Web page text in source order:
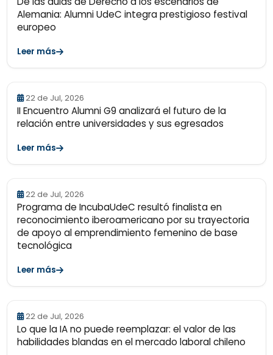
Alemania: Alumni UdeC integra prestigioso festival
europeo
Leer más
22 de Jul, 2026
II Encuentro Alumni G9 analizará el futuro de la
relación entre universidades y sus egresados
Leer más
22 de Jul, 2026
Programa de IncubaUdeC resultó finalista en
reconocimiento iberoamericano por su trayectoria
de apoyo al emprendimiento femenino de base
tecnológica
Leer más
22 de Jul, 2026
Lo que la IA no puede reemplazar: el valor de las
habilidades blandas en el mercado laboral chileno